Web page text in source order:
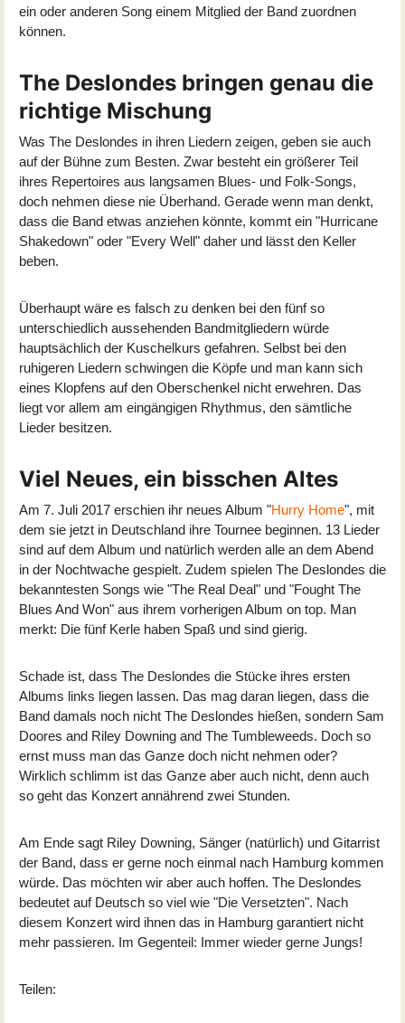
ein oder anderen Song einem Mitglied der Band zuordnen
können.
The Deslondes bringen genau die
richtige Mischung
Was The Deslondes in ihren Liedern zeigen, geben sie auch
auf der Bühne zum Besten. Zwar besteht ein größerer Teil
ihres Repertoires aus langsamen Blues- und Folk-Songs,
doch nehmen diese nie Überhand. Gerade wenn man denkt,
dass die Band etwas anziehen könnte, kommt ein "Hurricane
Shakedown" oder "Every Well" daher und lässt den Keller
beben.
Überhaupt wäre es falsch zu denken bei den fünf so
unterschiedlich aussehenden Bandmitgliedern würde
hauptsächlich der Kuschelkurs gefahren. Selbst bei den
ruhigeren Liedern schwingen die Köpfe und man kann sich
eines Klopfens auf den Oberschenkel nicht erwehren. Das
liegt vor allem am eingängigen Rhythmus, den sämtliche
Lieder besitzen.
Viel Neues, ein bisschen Altes
Am 7. Juli 2017 erschien ihr neues Album "Hurry Home", mit
dem sie jetzt in Deutschland ihre Tournee beginnen. 13 Lieder
sind auf dem Album und natürlich werden alle an dem Abend
in der Nochtwache gespielt. Zudem spielen The Deslondes die
bekanntesten Songs wie "The Real Deal" und "Fought The
Blues And Won" aus ihrem vorherigen Album on top. Man
merkt: Die fünf Kerle haben Spaß und sind gierig.
Schade ist, dass The Deslondes die Stücke ihres ersten
Albums links liegen lassen. Das mag daran liegen, dass die
Band damals noch nicht The Deslondes hießen, sondern Sam
Doores and Riley Downing and The Tumbleweeds. Doch so
ernst muss man das Ganze doch nicht nehmen oder?
Wirklich schlimm ist das Ganze aber auch nicht, denn auch
so geht das Konzert annährend zwei Stunden.
Am Ende sagt Riley Downing, Sänger (natürlich) und Gitarrist
der Band, dass er gerne noch einmal nach Hamburg kommen
würde. Das möchten wir aber auch hoffen. The Deslondes
bedeutet auf Deutsch so viel wie "Die Versetzten". Nach
diesem Konzert wird ihnen das in Hamburg garantiert nicht
mehr passieren. Im Gegenteil: Immer wieder gerne Jungs!
Teilen: